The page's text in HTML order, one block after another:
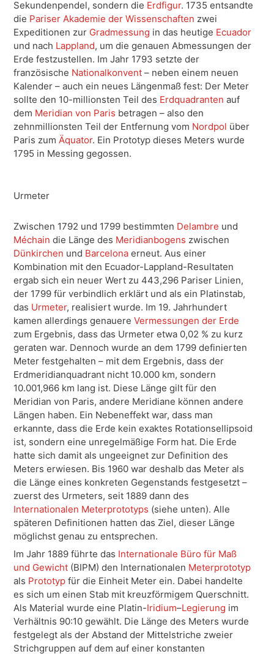
Sekundenpendel, sondern die Erdfigur. 1735 entsandte
die Pariser Akademie der Wissenschaften zwei
Expeditionen zur Gradmessung in das heutige Ecuador
und nach Lappland, um die genauen Abmessungen der
Erde festzustellen. Im Jahr 1793 setzte der
französische Nationalkonvent – neben einem neuen
Kalender – auch ein neues Längenmaß fest: Der Meter
sollte den 10-millionsten Teil des Erdquadranten auf
dem Meridian von Paris betragen – also den
zehnmillionsten Teil der Entfernung vom Nordpol über
Paris zum Äquator. Ein Prototyp dieses Meters wurde
1795 in Messing gegossen.
Urmeter
Zwischen 1792 und 1799 bestimmten Delambre und
Méchain die Länge des Meridianbogens zwischen
Dünkirchen und Barcelona erneut. Aus einer
Kombination mit den Ecuador-Lappland-Resultaten
ergab sich ein neuer Wert zu 443,296 Pariser Linien,
der 1799 für verbindlich erklärt und als ein Platinstab,
das Urmeter, realisiert wurde. Im 19. Jahrhundert
kamen allerdings genauere Vermessungen der Erde
zum Ergebnis, dass das Urmeter etwa 0,02 % zu kurz
geraten war. Dennoch wurde an dem 1799 definierten
Meter festgehalten – mit dem Ergebnis, dass der
Erdmeridianquadrant nicht 10.000 km, sondern
10.001,966 km lang ist. Diese Länge gilt für den
Meridian von Paris, andere Meridiane können andere
Längen haben. Ein Nebeneffekt war, dass man
erkannte, dass die Erde kein exaktes Rotationsellipsoid
ist, sondern eine unregelmäßige Form hat. Die Erde
hatte sich damit als ungeeignet zur Definition des
Meters erwiesen. Bis 1960 war deshalb das Meter als
die Länge eines konkreten Gegenstands festgesetzt –
zuerst des Urmeters, seit 1889 dann des
Internationalen Meterprototyps (siehe unten). Alle
späteren Definitionen hatten das Ziel, dieser Länge
möglichst genau zu entsprechen.
Im Jahr 1889 führte das Internationale Büro für Maß
und Gewicht (BIPM) den Internationalen Meterprototyp
als Prototyp für die Einheit Meter ein. Dabei handelte
es sich um einen Stab mit kreuzförmigem Querschnitt.
Als Material wurde eine Platin-Iridium–Legierung im
Verhältnis 90:10 gewählt. Die Länge des Meters wurde
festgelegt als der Abstand der Mittelstriche zweier
Strichgruppen auf dem auf einer konstanten